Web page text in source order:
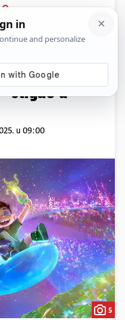
za kraj
i
stigao u
u 09:00
5